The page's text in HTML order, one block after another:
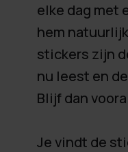
elke dag met
hem
stickers zijn
nu leest en
Blijf dan
Je vindt de